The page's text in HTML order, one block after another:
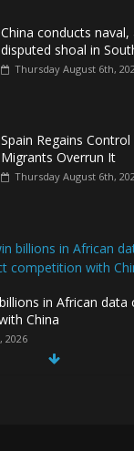
China conducts
disputed shoal in
Thursday August 6th,
Spain Regains
Migrants Overrun It
Thursday August 6th,
in African data
China
2026